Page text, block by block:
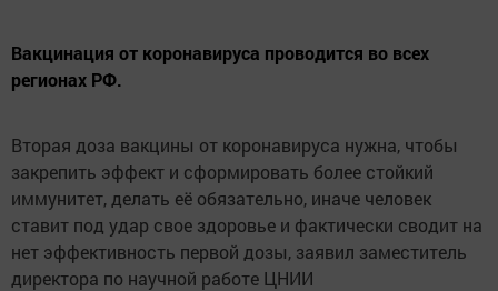
Вакцинация от коронавируса проводится во всех
регионах РФ.
Вторая доза вакцины от коронавируса нужна, чтобы
закрепить эффект и сформировать более стойкий
иммунитет, делать её обязательно, иначе человек
ставит под удар свое здоровье и фактически сводит на
нет эффективность первой дозы, заявил заместитель
директора по научной работе ЦНИИ